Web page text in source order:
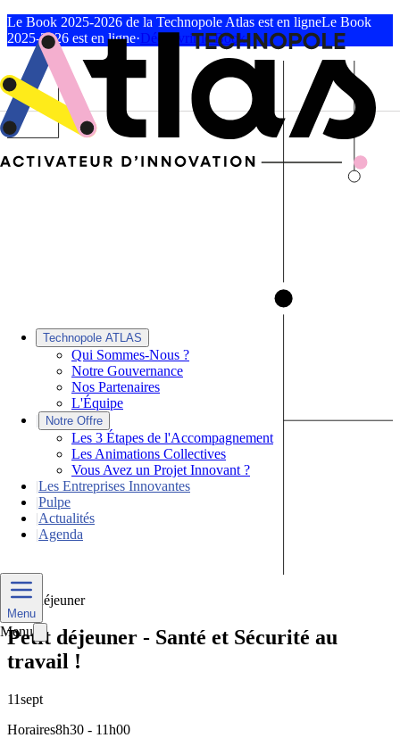
Le Book 2025-2026 de la Technopole Atlas est en ligneLe Book
2025-2026 est en ligne·Découvrir le Book
Technopole ATLAS
Qui Sommes-Nous ?
Notre Gouvernance
Nos Partenaires
L'Équipe
|
Notre Offre
Les 3 Étapes de l'Accompagnement
Les Animations Collectives
Vous Avez un Projet Innovant ?
|Les Entreprises Innovantes
|Pulpe
|Actualités
|Agenda
Menu
Menu
Petit-déjeuner
Petit déjeuner - Santé et Sécurité au
travail !
11sept
Horaires8h30 - 11h00